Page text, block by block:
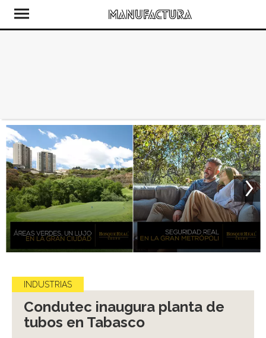
INDUSTRIAS
Condutec inaugura planta de
tubos en Tabasco